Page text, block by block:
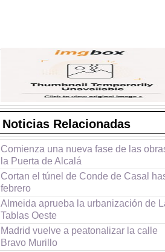
Noticias Relacionadas
Comienza una nueva fase de las
la Puerta de Alcalá
Cortan el túnel de Conde de Casal
febrero
Almeida aprueba la urbanización de
Tablas Oeste
Madrid vuelve a peatonalizar la calle
Bravo Murillo